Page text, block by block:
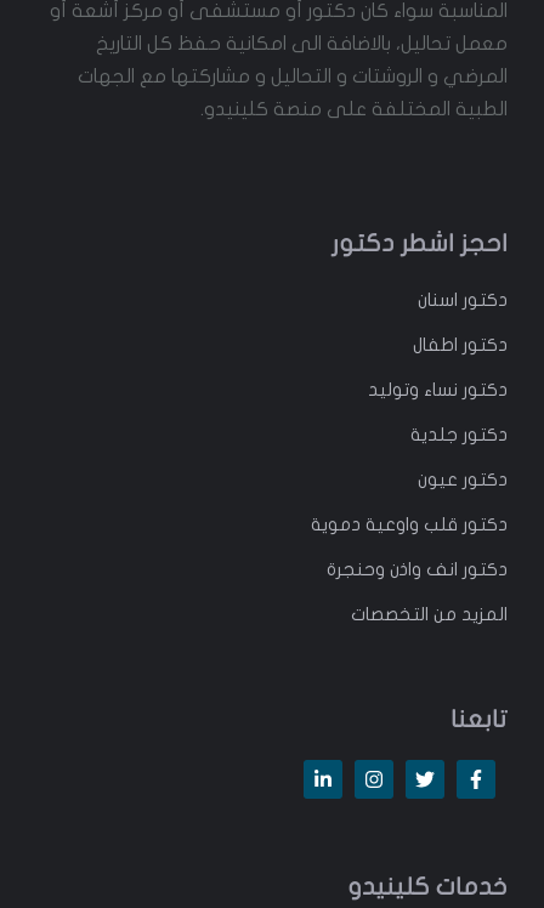
المناسبة سواء كان دكتور أو مستشفى أو مركز أشعة أو
معمل تحاليل، بالاضافة الى امكانية حفظ كل التاريخ
المرضي و الروشتات و التحاليل و مشاركتها مع الجهات
الطبية المختلفة على منصة كلينيدو.
احجز اشطر دكتور
دكتور اسنان
دكتور اطفال
دكتور نساء وتوليد
دكتور جلدية
دكتور عيون
دكتور قلب واوعية دموية
دكتور انف واذن وحنجرة
المزيد من التخصصات
تابعنا
خدمات كلينيدو